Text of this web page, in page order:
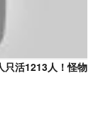
只活1213人！怪物